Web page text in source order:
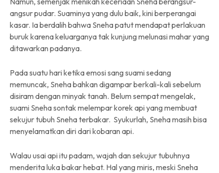
angsur pudar. Suaminya yang dulu baik, kini berperangai
kasar. Ia berdalih bahwa Sneha patut mendapat perlakuan
buruk karena keluarganya tak kunjung melunasi mahar yang
ditawarkan padanya.
Pada suatu hari ketika emosi sang suami sedang
memuncak, Sneha bahkan digampar berkali-kali sebelum
disiram dengan minyak tanah. Belum sempat mengelak,
suami Sneha sontak melempar korek api yang membuat
sekujur tubuh Sneha terbakar. Syukurlah, Sneha masih bisa
menyelamatkan diri dari kobaran api.
Walau usai api itu padam, wajah dan sekujur tubuhnya
menderita luka bakar hebat. Hal yang miris, meski Sneha